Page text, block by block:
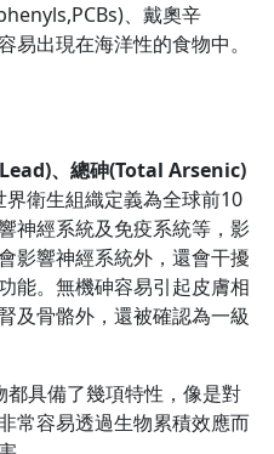
、戴奧辛
出現在海洋性的食物中。
、總砷(Total Arsenic)
界衛生組織定義為全球前10
神經系統及免疫系統等，影
影響神經系統外，還會干擾
能。無機砷容易引起皮膚相
及骨骼外，還被確認為一級
具備了幾項特性，像是對
常容易透過生物累積效應而